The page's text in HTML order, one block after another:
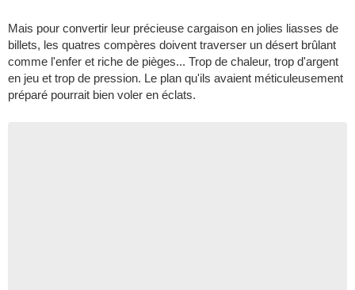
Mais pour convertir leur précieuse cargaison en jolies liasses de
billets, les quatres compères doivent traverser un désert brûlant
comme l'enfer et riche de pièges... Trop de chaleur, trop d'argent
en jeu et trop de pression. Le plan qu'ils avaient méticuleusement
préparé pourrait bien voler en éclats.